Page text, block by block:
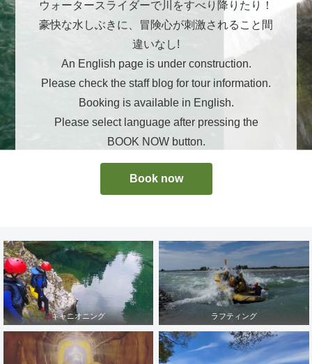
ウォータースライダーで川をすべり降りたり！
豪快な水しぶきに、冒険心が刺激されること間
違いなし!
An English page is under construction.
Please check the staff blog for tour information.
Booking is available in English.
Please select language after pressing the
BOOK NOW button.
Book now
キャニオニング ラフティング